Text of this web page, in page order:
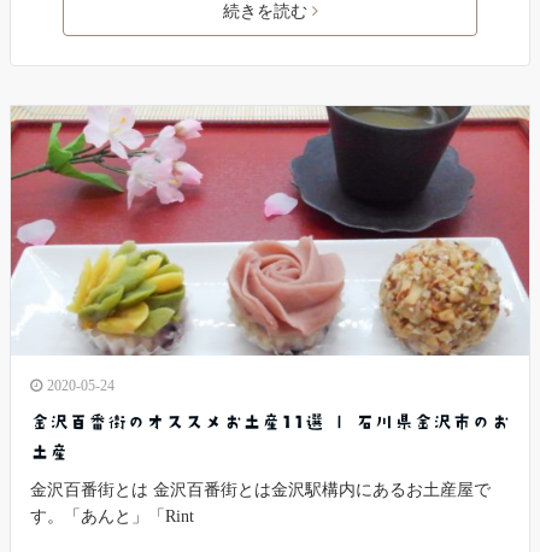
続きを読む
2020-05-24
金沢百番街のオススメお土産11選 | 石川県金沢市のお
土産
金沢百番街とは 金沢百番街とは金沢駅構内にあるお土産屋で
す。「あんと」「Rint